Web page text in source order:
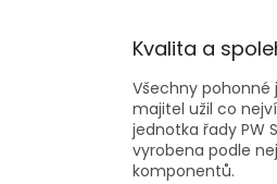
Kvalita a
Všechny pohonné
majitel užil co
jednotka řady PW
vyrobena podle
komponentů.